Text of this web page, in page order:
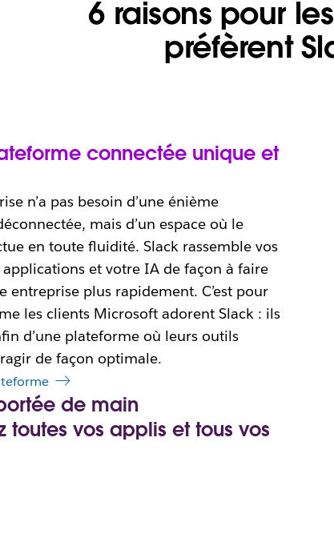
6 raisons pour
préfèrent
connectée unique et
n’a pas besoin d’une énième
mais d’un espace où le
en toute fluidité. Slack rassemble vos
applications et votre IA de façon à faire
entreprise plus rapidement. C’est pour
les clients Microsoft adorent Slack : ils
d’une plateforme où leurs outils
de façon optimale.
de main
considérée comme un module
l’IA manque de contexte. Dans Slack, elle
travail grâce à l’IA
toutes vos applis et tous vos